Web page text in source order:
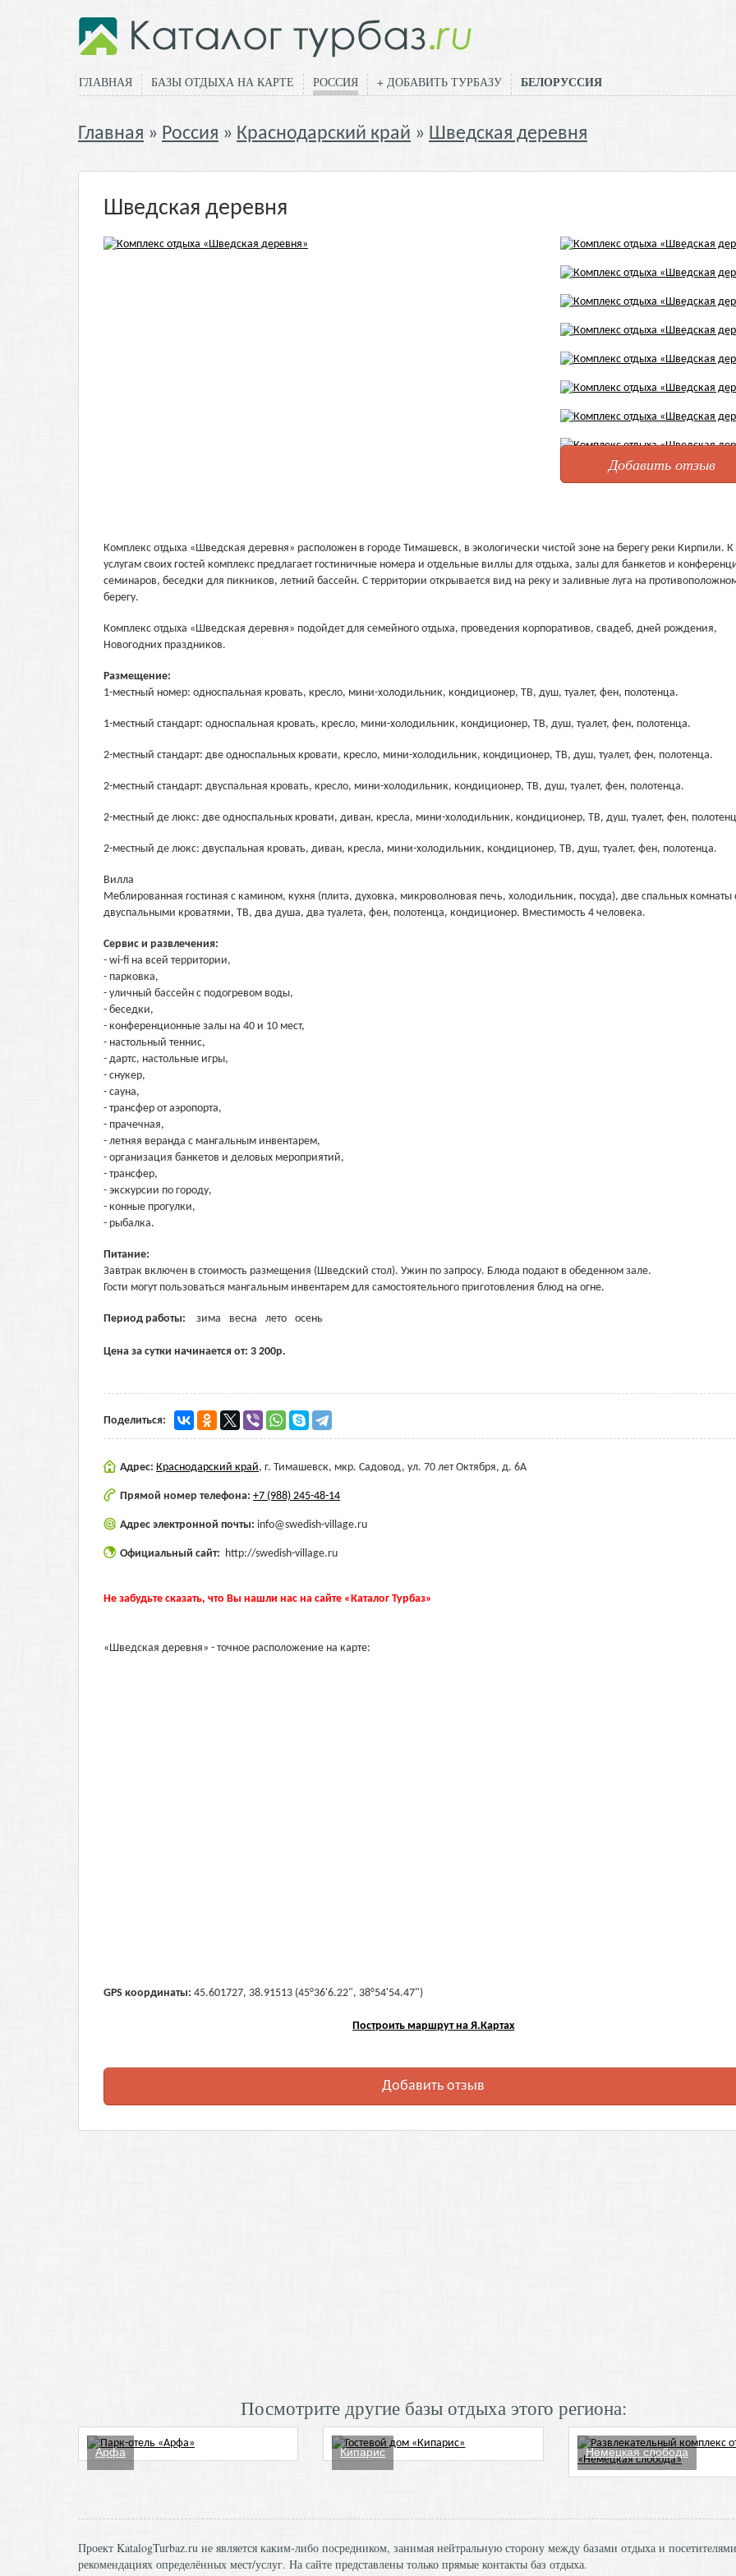
ГЛАВНАЯ БАЗЫ ОТДЫХА НА КАРТЕ РОССИЯ + ДОБАВИТЬ ТУРБАЗУ БЕЛОРУССИЯ
Главная Россия Краснодарский край Шведская деревня
Шведская деревня
Добавить отзыв
Комплекс отдыха «Шведская деревня» расположен в городе Тимашевск, в экологически чистой зоне на берегу реки Кирпили. К
услугам своих гостей комплекс предлагает гостиничные номера и отдельные виллы для отдыха, залы для банкетов и
семинаров, беседки для пикников, летний бассейн. С территории открывается вид на реку и заливные луга на
берегу.
Комплекс отдыха «Шведская деревня» подойдет для семейного отдыха, проведения корпоративов, свадеб, дней рождения,
Новогодних праздников.
Размещение:
1-местный номер: односпальная кровать, кресло, мини-холодильник, кондиционер, ТВ, душ, туалет, фен, полотенца.
1-местный стандарт: односпальная кровать, кресло, мини-холодильник, кондиционер, ТВ, душ, туалет, фен, полотенца.
2-местный стандарт: две односпальных кровати, кресло, мини-холодильник, кондиционер, ТВ, душ, туалет, фен, полотенца.
2-местный стандарт: двуспальная кровать, кресло, мини-холодильник, кондиционер, ТВ, душ, туалет, фен, полотенца.
2-местный де люкс: две односпальных кровати, диван, кресла, мини-холодильник, кондиционер, ТВ, душ, туалет, фен,
2-местный де люкс: двуспальная кровать, диван, кресла, мини-холодильник, кондиционер, ТВ, душ, туалет, фен, полотенца.
Вилла
Меблированная гостиная с камином, кухня (плита, духовка, микроволновая печь, холодильник, посуда), две спальных комнаты
двуспальными кроватями, ТВ, два душа, два туалета, фен, полотенца, кондиционер. Вместимость 4 человека.
Сервис и развлечения:
- wi-fi на всей территории,
- парковка,
- уличный бассейн с подогревом воды,
- беседки,
- конференционные залы на 40 и 10 мест,
- настольный теннис,
- дартс, настольные игры,
- снукер,
- сауна,
- трансфер от аэропорта,
- прачечная,
- летняя веранда с мангальным инвентарем,
- организация банкетов и деловых мероприятий,
- трансфер,
- экскурсии по городу,
- конные прогулки,
- рыбалка.
Питание:
Завтрак включен в стоимость размещения (Шведский стол). Ужин по запросу. Блюда подают в обеденном зале.
Гости могут пользоваться мангальным инвентарем для самостоятельного приготовления блюд на огне.
Период работы: зима весна лето осень
Цена за сутки начинается от: 3 200р.
Поделиться:
Адрес: Краснодарский край, г. Тимашевск, мкр. Садовод, ул. 70 лет Октября, д. 6А
Прямой номер телефона: +7 (988) 245-48-14
Адрес электронной почты: info@swedish-village.ru
Официальный сайт: http://swedish-village.ru
Не забудьте сказать, что Вы нашли нас на сайте «Каталог Турбаз»
«Шведская деревня» - точное расположение на карте:
GPS координаты: 45.601727, 38.91513 (45°36'6.22", 38°54'54.47")
Построить маршрут на Я.Картах
Добавить отзыв
Посмотрите другие базы отдыха этого региона:
Арфа Кипарис Немецкая слобода
Проект KatalogTurbaz.ru не является каким-либо посредником, занимая нейтральную сторону между базами отдыха и
рекомендациях определённых мест/услуг. На сайте представлены только прямые контакты баз отдыха.